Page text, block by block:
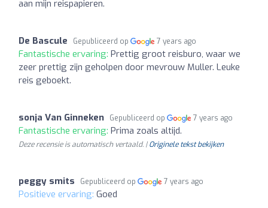
aan mijn reispapieren.
De Bascule Gepubliceerd op 7 years ago
Fantastische ervaring: Prettig groot reisburo, waar we
zeer prettig zijn geholpen door mevrouw Muller. Leuke
reis geboekt.
sonja Van Ginneken Gepubliceerd op 7 years ago
Fantastische ervaring: Prima zoals altijd.
Deze recensie is automatisch vertaald. |Originele tekst bekijken
peggy smits Gepubliceerd op 7 years ago
Positieve ervaring: Goed